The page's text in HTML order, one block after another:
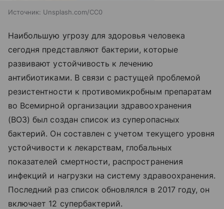
Источник: Unsplash.com/CC0
​Наибольшую угрозу для здоровья человека
сегодня представляют бактерии, которые
развивают устойчивость к лечению
антибиотиками. В связи с растущей проблемой
резистентности к противомикробным препаратам
во Всемирной организации здравоохранения
(ВОЗ) был создан список из суперопасных
бактерий. Он составлен с учетом текущего уровня
устойчивости к лекарствам, глобальных
показателей смертности, распространения
инфекций и нагрузки на систему здравоохранения.
Последний раз список обновлялся в 2017 году, он
включает 12 супербактерий.